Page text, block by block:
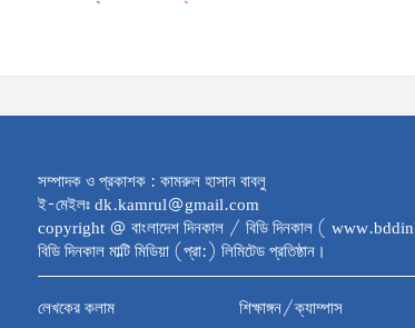
সম্পাদক ও প্রকাশক : কামরুল হাসান বাবলু
ই-মেইলঃ dk.kamrul@gmail.com
copyright @ বাংলাদেশ দিনকাল / বিডি দিনকাল (
বিডি দিনকাল মাল্টি মিডিয়া (প্রা:) লিমিটেড প্রতিষ্ঠান।
লেখকের কলাম শিক্ষাঙ্গন/ক্যাম্পাস